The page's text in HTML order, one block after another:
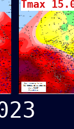
Tmax